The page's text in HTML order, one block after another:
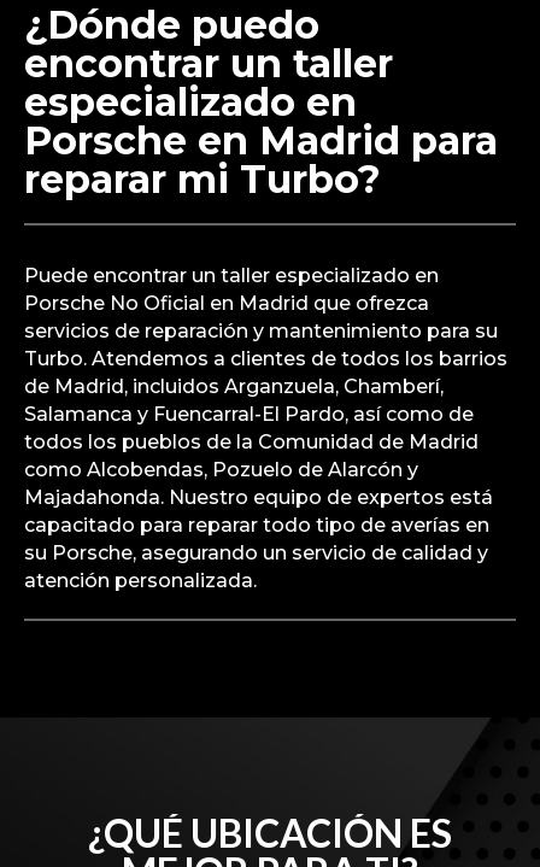
¿Dónde puedo
encontrar un taller
especializado en
Porsche en Madrid para
reparar mi Turbo?
Puede encontrar un taller especializado en
Porsche No Oficial en Madrid que ofrezca
servicios de reparación y mantenimiento para su
Turbo. Atendemos a clientes de todos los barrios
de Madrid, incluidos Arganzuela, Chamberí,
Salamanca y Fuencarral-El Pardo, así como de
todos los pueblos de la Comunidad de Madrid
como Alcobendas, Pozuelo de Alarcón y
Majadahonda. Nuestro equipo de expertos está
capacitado para reparar todo tipo de averías en
su Porsche, asegurando un servicio de calidad y
atención personalizada.
¿QUÉ UBICACIÓN ES